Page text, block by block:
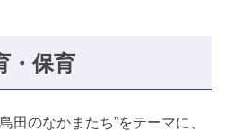
・保育
田のなかまたち”をテーマに、